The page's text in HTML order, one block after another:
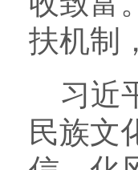
扶机制
习近
民族文